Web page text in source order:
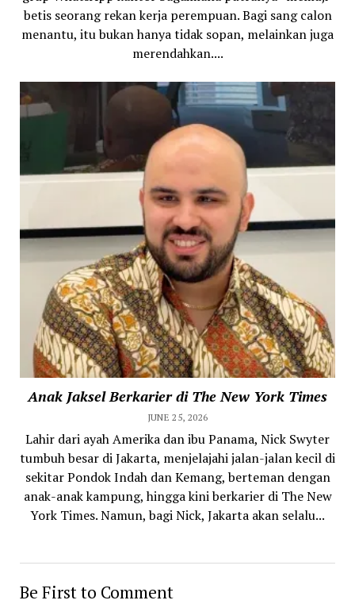
betis seorang rekan kerja perempuan. Bagi sang calon
menantu, itu bukan hanya tidak sopan, melainkan juga
merendahkan....
Anak Jaksel Berkarier di The New York Times
JUNE 25, 2026
Lahir dari ayah Amerika dan ibu Panama, Nick Swyter
tumbuh besar di Jakarta, menjelajahi jalan-jalan kecil di
sekitar Pondok Indah dan Kemang, berteman dengan
anak-anak kampung, hingga kini berkarier di The New
York Times. Namun, bagi Nick, Jakarta akan selalu...
Be First to Comment